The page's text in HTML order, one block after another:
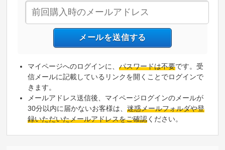
マイページへのログインに、パスワードは不要です。受
信メールに記載しているリンクを開くことでログインで
きます。
メールアドレス送信後、マイページログインのメールが
30分以内に届かないお客様は、迷惑メールフォルダや登
録いただいたメールアドレスをご確認ください。